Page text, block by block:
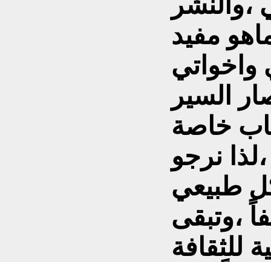
مفيد
واخواتي
السير
خاصة
نرجو
طبيعي
،وتبقى
للثقافة